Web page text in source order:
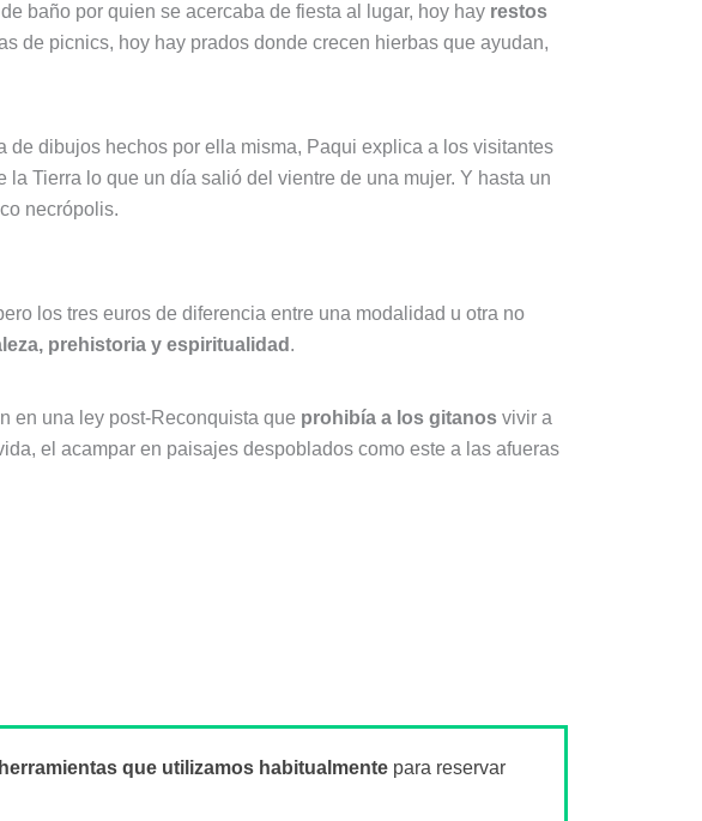
baño por quien se acercaba de fiesta al lugar, hoy hay restos
de picnics, hoy hay prados donde crecen hierbas que ayudan,
dibujos hechos por ella misma, Paqui explica a los visitantes
Tierra lo que un día salió del vientre de una mujer. Y hasta un
necrópolis.
los tres euros de diferencia entre una modalidad u otra no
prehistoria y espiritualidad .
en una ley post-Reconquista que prohibía a los gitanos vivir a
el acampar en paisajes despoblados como este a las afueras
herramientas que utilizamos habitualmente para reservar